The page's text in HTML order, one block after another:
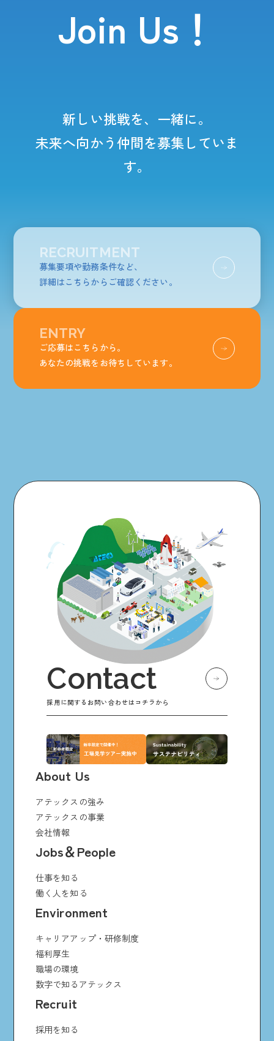
Join Us！
新しい挑戦を、一緒に。
未来へ向かう仲間を募集していま
す。
RECRUITMENT
募集要項や勤務条件など、
詳細はこちらからご確認ください。
ENTRY
ご応募はこちらから。
あなたの挑戦をお待ちしています。
Contact
採用に関するお問い合わせはコチラから
About Us
アテックスの強み
アテックスの事業
会社情報
Jobs＆People
仕事を知る
働く人を知る
Environment
キャリアアップ・研修制度
福利厚生
職場の環境
数字で知るアテックス
Recruit
採用を知る